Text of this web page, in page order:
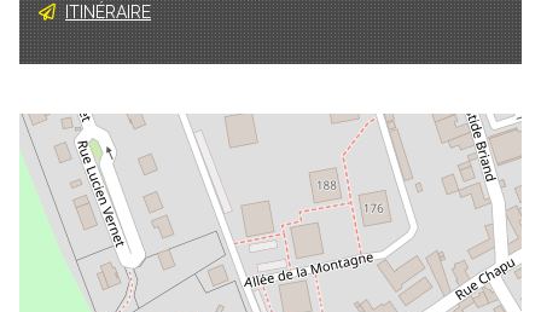
ITINÉRAIRE